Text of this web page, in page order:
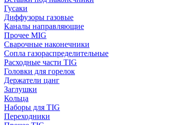
Гусаки
Диффузоры газовые
Каналы направляющие
Прочее MIG
Сварочные наконечники
Сопла газораспределительные
Расходные части TIG
Головки для горелок
Держатели цанг
Заглушки
Кольца
Наборы для TIG
Переходники